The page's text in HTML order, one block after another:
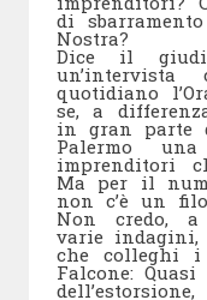
di
Nostra?
Dice il
quotidiano
se, a
in gran parte
Palermo
imprenditori
Ma per il
non c’è un
Non credo,
varie
che colleghi i
Falcone: